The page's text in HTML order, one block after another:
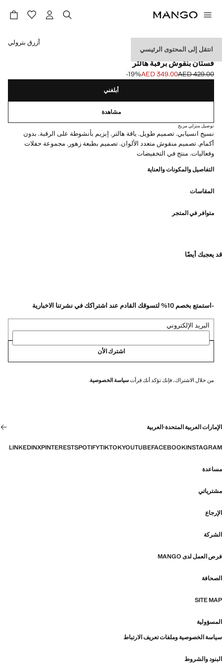
انتقل إلى المحتوى الرئيسي
EVENTS
فستان بنقوش برقبة هالتر
السعر الأول محذوف [AED 429.00 ]
AED 429.00
السعر الحالي [AED 349.00 ]AED 349.00
‎-19‎%‎
حدد اللون
أزرق بترولي
أبلغني
مشاهدة
توصيل منزلي مريح
نسيج انسيابي. تصميم طويل. ياقة هالتر. إبزيم بأنشوطة على الرقبة. بدون
أكمام. تصميم منقوش متعدد الألوان. تصميم بطبعة زهور. مجموعة حفلات
وفعاليات. منتج في التخفيضات
التفاصيل والمكونات والعناية
المقاسات
متوافر في المتجر
قد يعجبك أيضًا
-استمتع بخصم 10% لتسوقك القادم عند اشتراكك في نشرتنا الاخبارية
البريد الإلكتروني
اشترك الأن
من خلال الاشتراك، فإنك تؤكد أنك قرأتسياسة الخصوصية.
الإمارات العربية المتحدة·العربية
INSTAGRAM
FACEBOOK
YOUTUBE
TIKTOK
SPOTIFY
PINTEREST
X
LINKEDIN
مساعدة
مشترياتي
الإرجاع
الشركة
فرص العمل لدى MANGO
الصحافة
SITE MAP
المسؤولية
سياسة الخصوصية وملفات تعريف الارتباط
البنود والشروط